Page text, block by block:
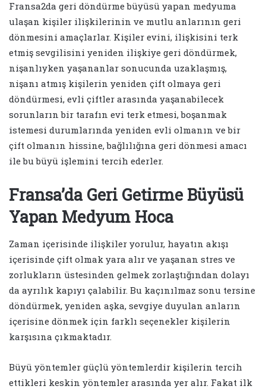
Fransa2da geri döndürme büyüsü yapan medyuma
ulaşan kişiler ilişkilerinin ve mutlu anlarının geri
dönmesini amaçlarlar. Kişiler evini, ilişkisini terk
etmiş sevgilisini yeniden ilişkiye geri döndürmek,
nişanlıyken yaşananlar sonucunda uzaklaşmış,
nişanı atmış kişilerin yeniden çift olmaya geri
döndürmesi, evli çiftler arasında yaşanabilecek
sorunların bir tarafın evi terk etmesi, boşanmak
istemesi durumlarında yeniden evli olmanın ve bir
çift olmanın hissine, bağlılığına geri dönmesi amacı
ile bu büyü işlemini tercih ederler.
Fransa’da Geri Getirme Büyüsü
Yapan Medyum Hoca
Zaman içerisinde ilişkiler yorulur, hayatın akışı
içerisinde çift olmak yara alır ve yaşanan stres ve
zorlukların üstesinden gelmek zorlaştığından dolayı
da ayrılık kapıyı çalabilir. Bu kaçınılmaz sonu tersine
döndürmek, yeniden aşka, sevgiye duyulan anların
içerisine dönmek için farklı seçenekler kişilerin
karşısına çıkmaktadır.
Büyü yöntemler güçlü yöntemlerdir kişilerin tercih
ettikleri keskin yöntemler arasında yer alır. Fakat ilk